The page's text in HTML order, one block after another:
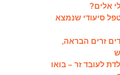
אלים?
סיעודי שנמצא
זרים הבראה,
לעובד זר – בואו